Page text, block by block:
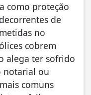
como proteção
decorrentes de
no
cobrem
alega ter sofrido
notarial ou
comuns